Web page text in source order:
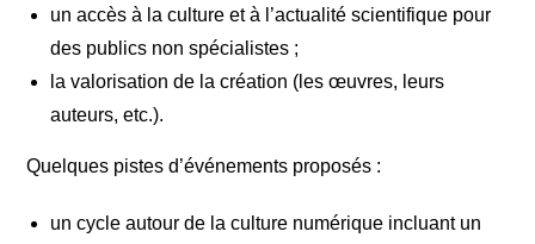
un accès à la culture et à l’actualité scientifique pour
des publics non spécialistes ;
la valorisation de la création (les œuvres, leurs
auteurs, etc.).
Quelques pistes d’événements proposés :
un cycle autour de la culture numérique incluant un